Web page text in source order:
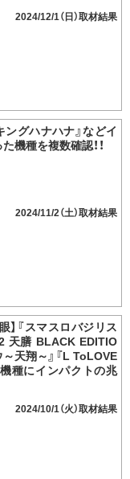
2024/12/1（日）
ングハナハナ』などイ
機種を複数確認！！
2024/11/2（土）
】『スマスロバジリス
天膳 BLACK EDITIO
～天翔～』『L ToLOVE
種にインパクトの兆
2024/10/1（火）